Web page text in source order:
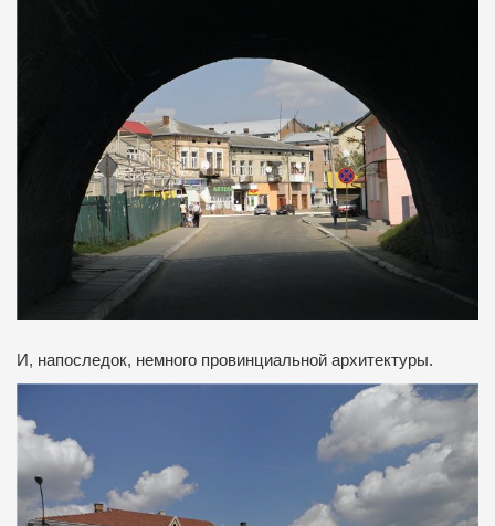
И, напоследок, немного провинциальной архитектуры.